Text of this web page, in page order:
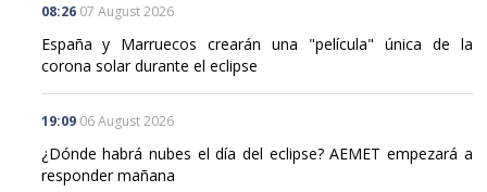
08:26 07 August 2026
España y Marruecos crearán una "película" única de la
corona solar durante el eclipse
19:09 06 August 2026
¿Dónde habrá nubes el día del eclipse? AEMET empezará a
responder mañana